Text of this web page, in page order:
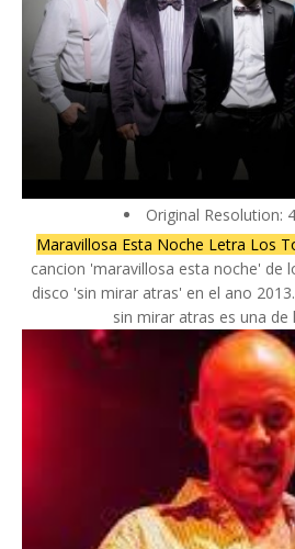
Original Resolution:
Maravillosa Esta Noche Letra Los
cancion 'maravillosa esta noche' de
disco 'sin mirar atras' en el ano
sin mirar atras es una de